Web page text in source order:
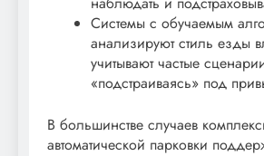
Системы с обучаемым
анализируют стиль езды
учитывают частые
«подстраиваясь» под
В большинстве случаев
автоматической парковки